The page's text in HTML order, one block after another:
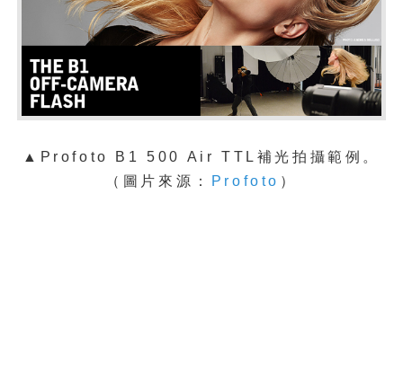
▲ Profoto B1 500 Air TTL補光拍攝範例。
（圖片來源：
Profoto ）